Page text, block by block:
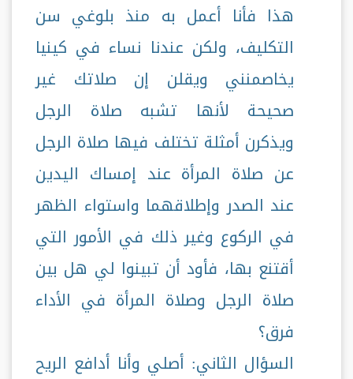
هذا فأنا أعمل به منذ بلوغي سن
التكليف، ولكن عندنا نساء في كينيا
يخاصمنني ويقلن إن صلاتك غير
صحيحة لأنها تشبه صلاة الرجل
ويذكرن أمثلة تختلف فيها صلاة الرجل
عن صلاة المرأة عند إمساك اليدين
عند الصدر وإطلاقهما واستواء الظهر
في الركوع وغير ذلك في الأمور التي
أقتنع بها، فأود أن تبينوا لي هل بين
صلاة الرجل وصلاة المرأة في الأداء
فرق؟
السؤال الثاني: أصلي وأنا أدافع الريح